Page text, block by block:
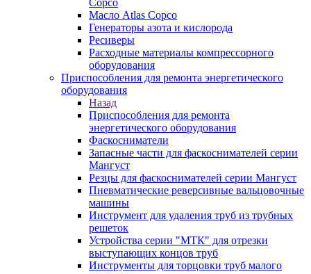
Copco
Масло Atlas Copco
Генераторы азота и кислорода
Ресиверы
Расходные материалы компрессорного
оборудования
Приспособления для ремонта энергетического
оборудования
Назад
Приспособления для ремонта
энергетического оборудования
Фаскосниматели
Запасные части для фаскоснимателей серии
Мангуст
Резцы для фаскоснимателей серии Мангуст
Пневматические реверсивные вальцовочные
машины
Инструмент для удаления труб из трубных
решеток
Устройства серии "МТК" для отрезки
выступающих концов труб
Инструменты для торцовки труб малого